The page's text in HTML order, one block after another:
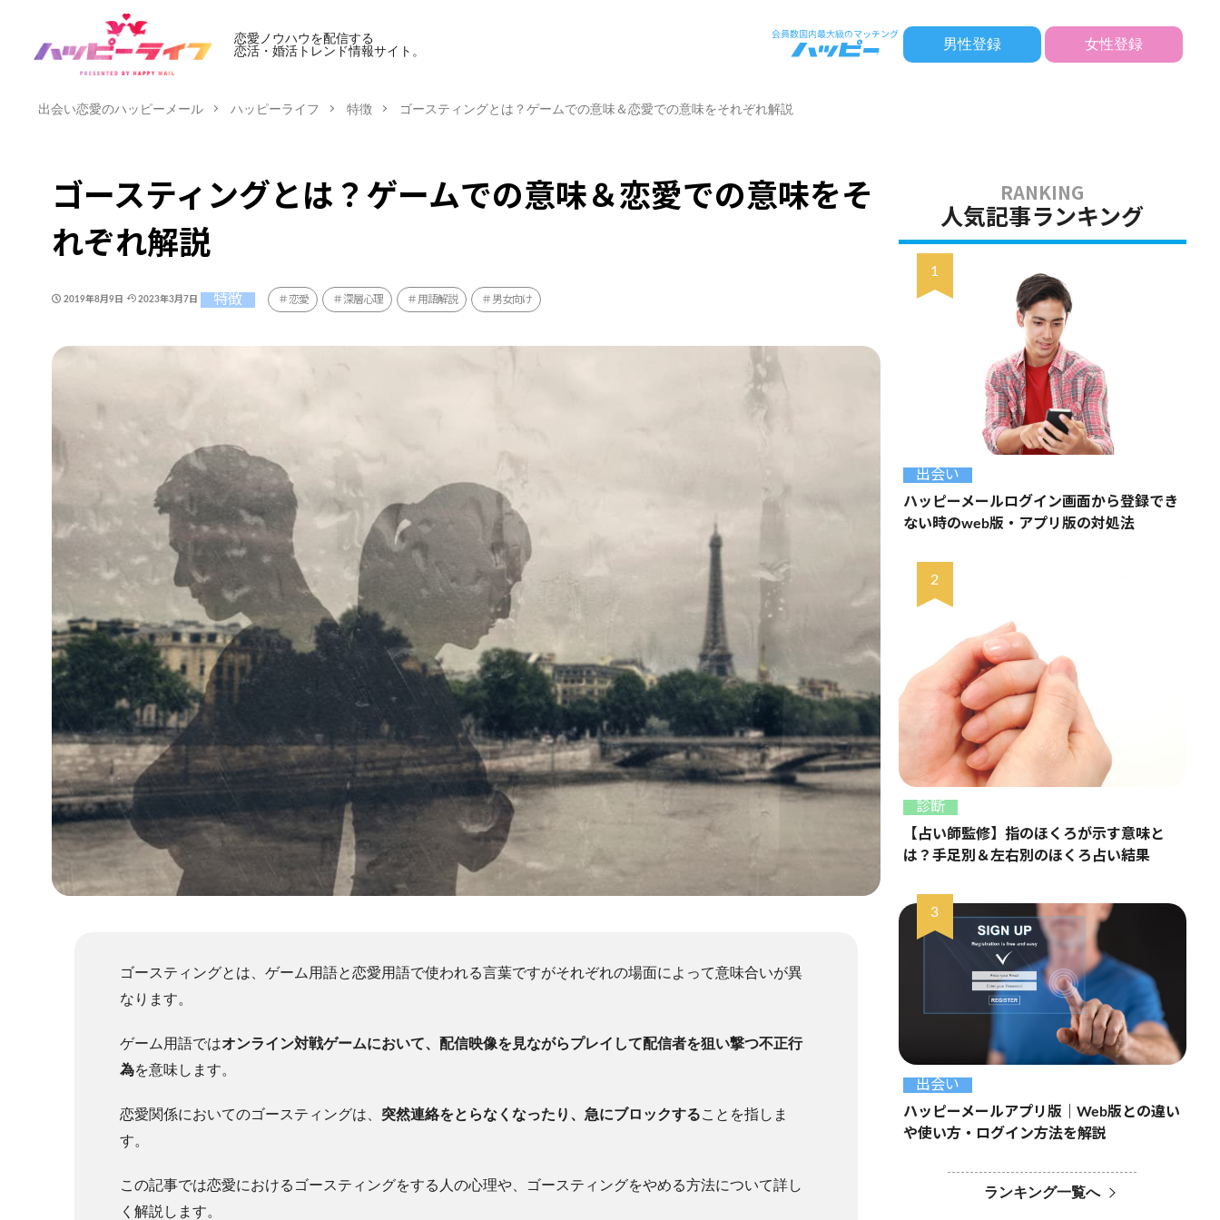
恋愛ノウハウを配信する
恋活・婚活トレンド情報サイト。
男性登録 女性登録
出会い恋愛のハッピーメール ハッピーライフ 特徴 ゴースティングとは？ゲームでの意味＆恋愛での意味をそれぞれ解説
ゴースティングとは？ゲームでの意味＆恋愛での意味をそ
れぞれ解説
2019年8月9日 2023年3月7日 特徴 恋愛 深層心理 用語解説 男女向け
ゴースティングとは、ゲーム用語と恋愛用語で使われる言葉ですがそれぞれの場面によって意味合いが異
なります。
ゲーム用語ではオンライン対戦ゲームにおいて、配信映像を見ながらプレイして配信者を狙い撃つ不正行
為を意味します。
恋愛関係においてのゴースティングは、 突然連絡をとらなくなったり、急にブロックすることを指しま
す。
この記事では恋愛におけるゴースティングをする人の心理や、ゴースティングをやめる方法について詳し
く解説します。
人気記事ランキング
出会い
ハッピーメールログイン画面から登録でき
ない時のweb版・アプリ版の対処法
診断
【占い師監修】指のほくろが示す意味と
は？手足別＆左右別のほくろ占い結果
出会い
ハッピーメールアプリ版｜Web版との違い
や使い方・ログイン方法を解説
ランキング一覧へ